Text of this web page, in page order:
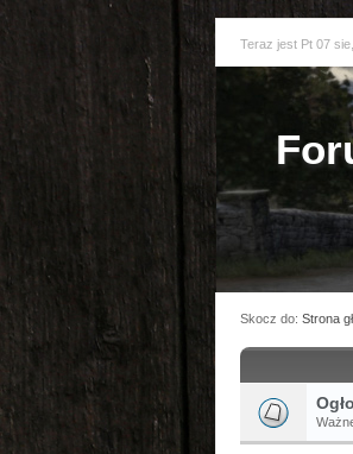
Teraz jest Pt 07
Skocz do: Strona